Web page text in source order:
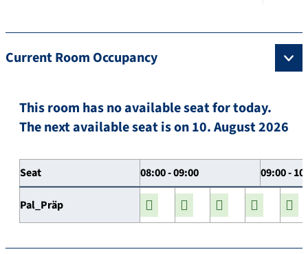
Current Room Occupancy
This room has no available seat for today.
The next available seat is on 10. August 2026
Seat 08:00 - 09:00 09:00 -
Pal_Präp